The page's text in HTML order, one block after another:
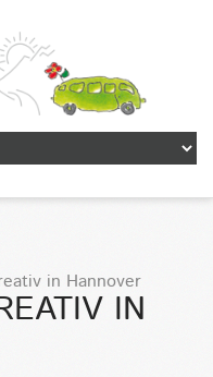
in Hannover
IN